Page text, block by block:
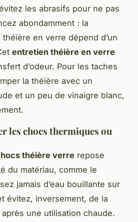
les abrasifs pour ne pas
abondamment : la
en verre dépend d’un
entretien théière en verre
d’odeur. Pour les taches
la théière avec un
et un peu de vinaigre blanc,
les chocs thermiques ou
théière verre repose
du matériau, comme le
jamais d’eau bouillante sur
évitez, inversement, de la
après une utilisation chaude.